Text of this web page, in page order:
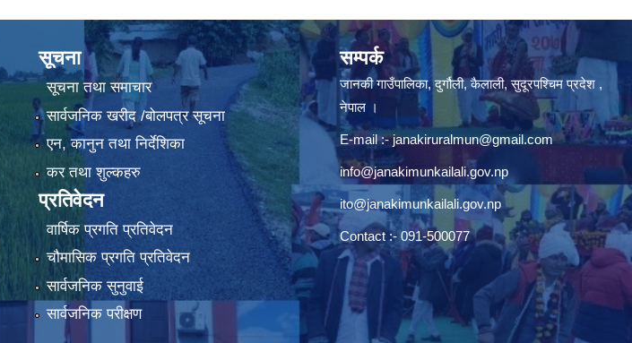
सूचना
सूचना तथा समाचार
सार्वजनिक खरीद /बोलपत्र सूचना
एन, कानुन तथा निर्देशिका
कर तथा शुल्कहरु
प्रतिवेदन
वार्षिक प्रगति प्रतिवेदन
चौमासिक प्रगति प्रतिवेदन
सार्वजनिक सुनुवाई
सार्वजनिक परीक्षण
सम्पर्क
जानकी गाउँपालिका, दुर्गौली, कैलाली, सुदूरपश्चिम प्रदेश ,
नेपाल ।
E-mail :-janakiruralmun@gmail.com
info@janakimunkailali.gov.np
ito@janakimunkailali.gov.np
Contact :- 091-500077